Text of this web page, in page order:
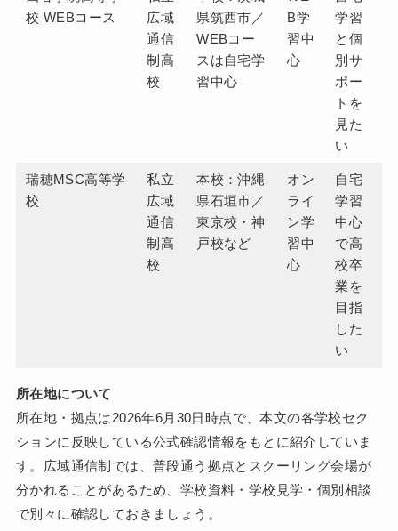
校 WEBコース
広域
通信
制高
校
県筑西市／
WEBコー
スは自宅学
習中心
B学
習中
心
学習
と個
別サ
ポー
トを
見た
い
瑞穂MSC高等学
校
私立
広域
通信
制高
校
本校：沖縄
県石垣市／
東京校・神
戸校など
オン
ライ
ン学
習中
心
自宅
学習
中心
で高
校卒
業を
目指
した
い
所在地について
所在地・拠点は2026年6月30日時点で、本文の各学校セク
ションに反映している公式確認情報をもとに紹介していま
す。広域通信制では、普段通う拠点とスクーリング会場が
分かれることがあるため、学校資料・学校見学・個別相談
で別々に確認しておきましょう。